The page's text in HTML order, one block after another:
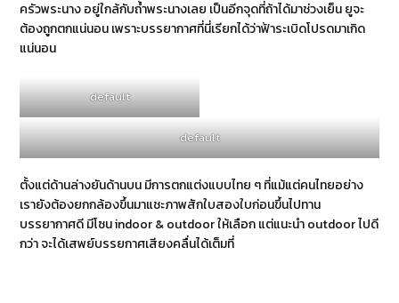
ครัวพระนาง อยู่ใกล้กับถ้ำพระนางเลย เป็นอีกจุดที่ถ้าได้มาช่วงเย็น ยูจะ
ต้องถูกตกแน่นอน เพราะบรรยากาศที่นี่เรียกได้ว่าฟ้าระเบิดโปรดมาเกิด
แน่นอน
default
default
ตั้งแต่ด้านล่างยันด้านบน มีการตกแต่งแบบไทย ๆ ที่แม้แต่คนไทยอย่าง
เรายังต้องยกกล้องขึ้นมาแชะภาพสักใบสองใบก่อนขึ้นไปทาน
บรรยากาศดี มีโซน indoor & outdoor ให้เลือก แต่แนะนำ outdoor ไปดี
กว่า จะได้เสพย์บรรยกาศเสียงคลื่นได้เต็มที่